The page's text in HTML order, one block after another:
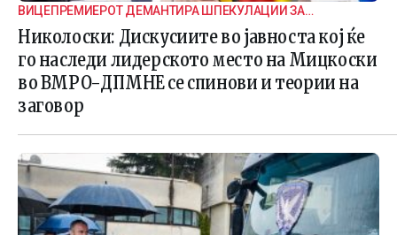
ВИЦЕПРЕМИЕРОТ ДЕМАНТИРА ШПЕКУЛАЦИИ ЗА
ВНАТРЕПАРТИСКИ ПОДЕЛБИ
Николоски: Дискусиите во јавноста кој ќе
го наследи лидерското место на Мицкоски
во ВМРО-ДПМНЕ се спинови и теории на
заговор